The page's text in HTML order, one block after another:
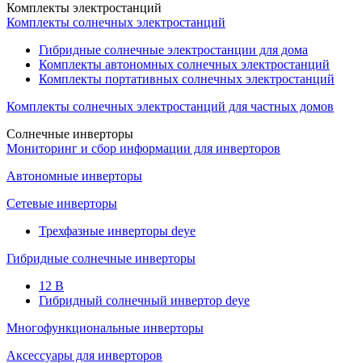
Комплекты электростанций
Комплекты солнечных электростанций
Гибридные солнечные электростанции для дома
Комплекты автономных солнечных электростанций
Комплекты портативных солнечных электростанций
Комплекты солнечных электростанций для частных домов
Солнечные инверторы
Мониторинг и сбор информации для инверторов
Автономные инверторы
Сетевые инверторы
Трехфазные инверторы deye
Гибридные солнечные инверторы
12 B
Гибридный солнечный инвертор deye
Многофункциональные инверторы
Аксессуары для инверторов